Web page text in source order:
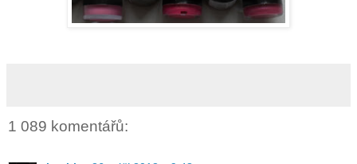
1 089 komentářů: